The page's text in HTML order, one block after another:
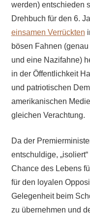
werden) entschieden
Drehbuch für den 6.
einsamen Verrückten
bösen Fahnen
und eine Nazifahne)
in der Öffentlichkeit
und patriotischen
amerikanischen
gleichen Verachtung.
Da der
entschuldige,
Chance des Lebens
für den loyalen
Gelegenheit beim
zu übernehmen und